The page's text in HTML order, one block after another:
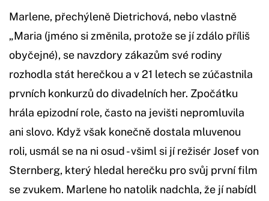
Marlene, přechýleně Dietrichová, nebo vlastně
„Maria (jméno si změnila, protože se jí zdálo příliš
obyčejné), se navzdory zákazům své rodiny
rozhodla stát herečkou a v 21 letech se zúčastnila
prvních konkurzů do divadelních her. Zpočátku
hrála epizodní role, často na jevišti nepromluvila
ani slovo. Když však konečně dostala mluvenou
roli, usmál se na ni osud - všiml si jí režisér Josef von
Sternberg, který hledal herečku pro svůj první film
se zvukem. Marlene ho natolik nadchla, že jí nabídl